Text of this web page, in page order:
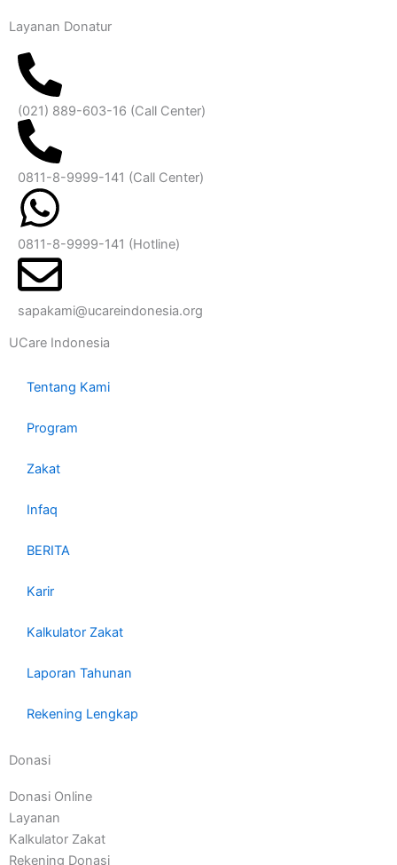
Layanan Donatur
(021) 889-603-16 (Call Center)
0811-8-9999-141 (Call Center)
0811-8-9999-141 (Hotline)
sapakami@ucareindonesia.org
UCare Indonesia
Tentang Kami
Program
Zakat
Infaq
BERITA
Karir
Kalkulator Zakat
Laporan Tahunan
Rekening Lengkap
Donasi
Donasi Online
Layanan
Kalkulator Zakat
Rekening Donasi